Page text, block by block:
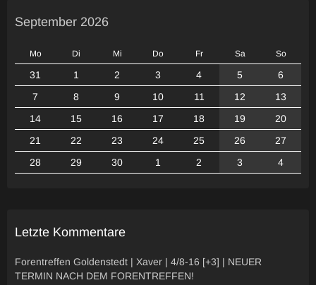
September 2026
Mo Di Mi Do Fr Sa So
31 1 2 3 4 5
6
7
8 9 10 11 12
13
14
15 16 17 18 19
20
21
22 23 24 25 26
27
28
29 30 1 2 3 4
Letzte Kommentare
Forentreffen Goldenstedt | Xaver | 4/8-16 [+3] | NEUER
TERMIN NACH DEM FORENTREFFEN!